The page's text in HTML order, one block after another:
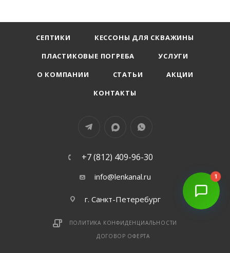
СЕПТИКИ
КЕССОНЫ ДЛЯ СКВАЖИНЫ
ПЛАСТИКОВЫЕ ПОГРЕБА
УСЛУГИ
О КОМПАНИИ
СТАТЬИ
АКЦИИ
КОНТАКТЫ
+7 (812) 409-96-30
info@lenkanal.ru
г. Санкт-Петеребург
ПОЛИТИКА КОНФИДЕНЦИАЛЬНОСТИ
ДОГОВОР ОФЕРТА
1